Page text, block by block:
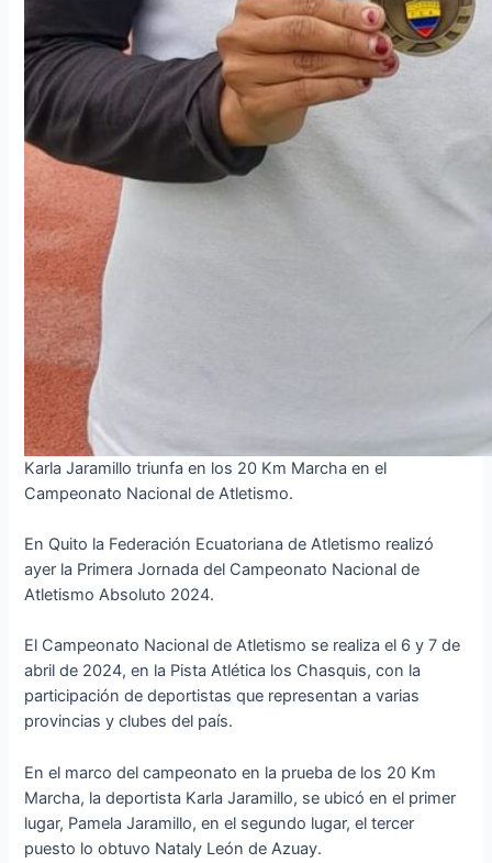
Karla Jaramillo triunfa en los 20 Km Marcha en el
Campeonato Nacional de Atletismo.
En Quito la Federación Ecuatoriana de Atletismo realizó
ayer la Primera Jornada del Campeonato Nacional de
Atletismo Absoluto 2024.
El Campeonato Nacional de Atletismo se realiza el 6 y 7 de
abril de 2024, en la Pista Atlética los Chasquis, con la
participación de deportistas que representan a varias
provincias y clubes del país.
En el marco del campeonato en la prueba de los 20 Km
Marcha, la deportista Karla Jaramillo, se ubicó en el primer
lugar, Pamela Jaramillo, en el segundo lugar, el tercer
puesto lo obtuvo Nataly León de Azuay.